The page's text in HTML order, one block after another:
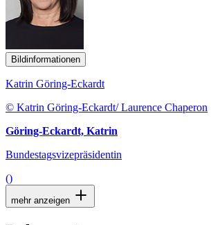
Bildinformationen
Katrin Göring-Eckardt
© Katrin Göring-Eckardt/ Laurence Chaperon
Göring-Eckardt, Katrin
Bundestagsvizepräsidentin
()
mehr anzeigen